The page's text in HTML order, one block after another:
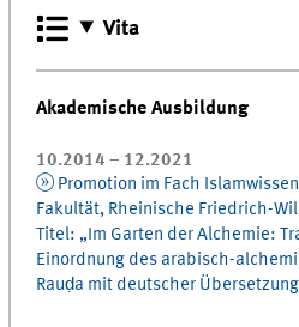
Vita
Akademische Ausbildung
10.2014 – 12.2021
Promotion im Fach
Fakultät, Rheinische Friedrich-
Titel: „Im Garten der Alchemie:
Einordnung des arabisch-
Rauḍa mit deutscher